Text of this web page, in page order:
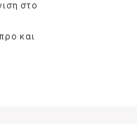
στο
και